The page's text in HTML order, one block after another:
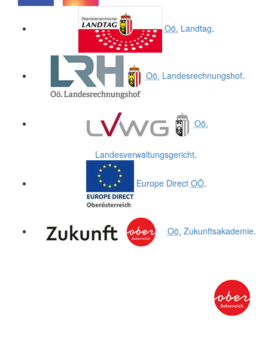
Oö. Landtag.
Oö. Landesrechnungshof.
Oö.
Landesverwaltungsgericht.
Europe Direct OÖ.
Oö. Zukunftsakademie.